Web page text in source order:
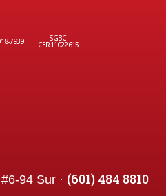
7939 SGBC-
CER11022615
94 Sur · (601) 484 8810